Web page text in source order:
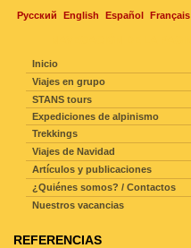
Русский English Español Français
Inicio
Viajes en grupo
STANS tours
Expediciones de alpinismo
Trekkings
Viajes de Navidad
Artículos y publicaciones
¿Quiénes somos? / Contactos
Nuestros vacancias
REFERENCIAS